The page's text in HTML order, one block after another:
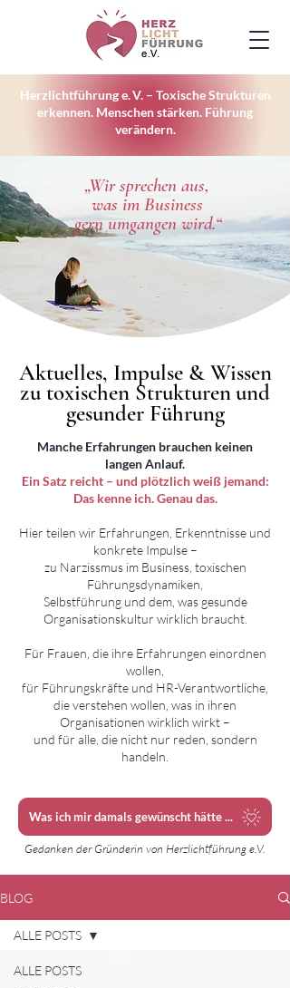
Herzlichtführung e. V. – Toxische Strukturen
erkennen. Menschen stärken. Führung
verändern.
„Wir sprechen aus,
was im Business
gern umgangen wird.“
Aktuelles, Impulse & Wissen
zu toxischen Strukturen und
gesunder Führung
Aktuelles, Impulse & Wissen
zu toxischen Strukturen und
gesunder Führung
Manche Erfahrungen brauchen keinen
langen Anlauf.
Ein Satz reicht – und plötzlich weiß jemand:
Das kenne ich. Genau das.
Hier teilen wir Erfahrungen, Erkenntnisse und
konkrete Impulse –
zu Narzissmus im Business, toxischen
Führungsdynamiken,
Selbstführung und dem, was gesunde
Organisationskultur wirklich braucht.
Für Frauen, die ihre Erfahrungen einordnen
wollen,
für Führungskräfte und HR-Verantwortliche,
die verstehen wollen, was in ihren
Organisationen wirklich wirkt –
und für alle, die nicht nur reden, sondern
handeln.
Was ich mir damals gewünscht hätte ...
Gedanken der Gründerin von Herzlichtführung e.V.
BLOG
ALLE POSTS
ALLE POSTS